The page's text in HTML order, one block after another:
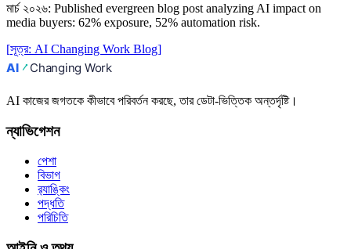
মার্চ ২০২৬: Published evergreen blog post analyzing AI impact on
media buyers: 62% exposure, 52% automation risk.
[সূত্র: AI Changing Work Blog]
AI কাজের জগতকে কীভাবে পরিবর্তন করছে, তার ডেটা-ভিত্তিক অন্তর্দৃষ্টি।
ন্যাভিগেশন
পেশা
বিভাগ
র‍্যাঙ্কিং
পদ্ধতি
পরিচিতি